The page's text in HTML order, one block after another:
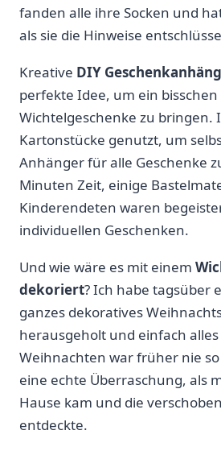
fanden alle ihre Socken und
als sie⁤ die Hinweise
Kreative DIY‌
perfekte Idee, um ein
Wichtelgeschenke zu bringen.
Kartonstücke genutzt, um
Anhänger für alle Geschenke
⁣Minuten Zeit, einige
Kinderendeten⁣ waren
individuellen Geschenken.
Und ⁤wie⁤ wäre es ​mit einem
dekoriert? ‌Ich habe tagsüber
ganzes dekoratives
herausgeholt⁣ und einfach
Weihnachten war früher nie so
eine echte⁢ Überraschung,‌ als
Hause ‍kam und die
entdeckte.